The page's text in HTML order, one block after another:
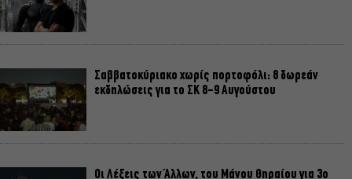
Σαββατοκύριακο χωρίς πορτοφόλι: 8 δωρεάν
εκδηλώσεις για το ΣΚ 8-9 Αυγούστου
Οι Λέξεις των Άλλων, του Μάνου Θηραίου για 3ο